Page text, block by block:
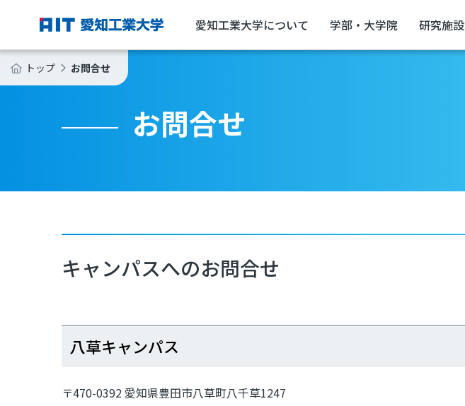
愛知工業大学について 学部・大学院 研究施設
トップ お問合せ
お問合せ
キャンパスへのお問合せ
八草キャンパス
〒470-0392 愛知県豊田市八草町八千草1247